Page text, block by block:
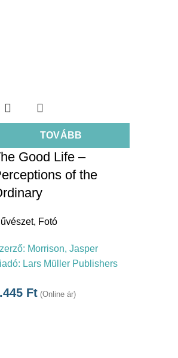
TOVÁBB
Good Life –
of the
, Fotó
Morrison, Jasper
Lars Müller Publishers
Ft (Online ár)